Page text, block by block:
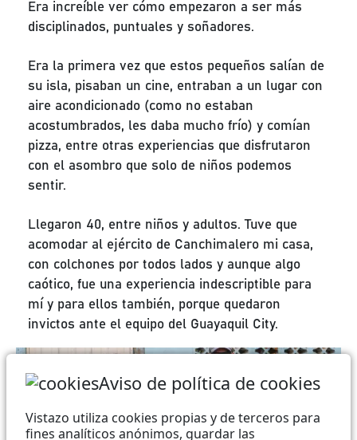
Era increíble ver cómo empezaron a ser más
disciplinados, puntuales y soñadores.
Era la primera vez que estos pequeños salían de
su isla, pisaban un cine, entraban a un lugar con
aire acondicionado (como no estaban
acostumbrados, les daba mucho frío) y comían
pizza, entre otras experiencias que disfrutaron
con el asombro que solo de niños podemos
sentir.
Llegaron 40, entre niños y adultos. Tuve que
acomodar al ejército de Canchimalero mi casa,
con colchones por todos lados y aunque algo
caótico, fue una experiencia indescriptible para
mí y para ellos también, porque quedaron
invictos ante el equipo del Guayaquil City.
Aviso de política de cookies
Vistazo utiliza cookies propias y de terceros para
fines analíticos anónimos, guardar las